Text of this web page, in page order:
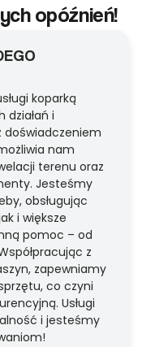
opóźnień!
koparką
działań i
doświadczeniem
nam
terenu oraz
Jesteśmy
obsługując
i większe
pomoc – od
z
zapewniamy
co czyni
Usługi
i jesteśmy